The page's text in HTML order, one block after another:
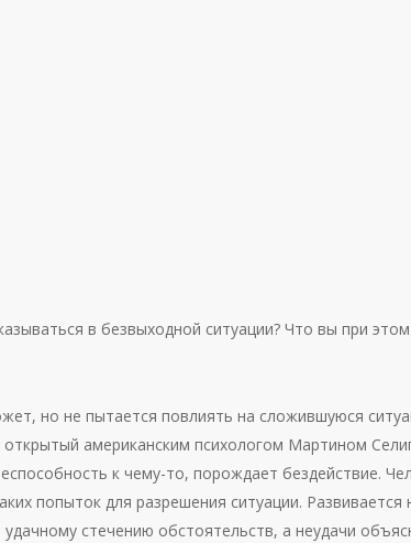
в безвыходной ситуации? Что вы при
но не пытается повлиять на сложившуюся
американским психологом Мартином
к чему-то, порождает бездействие.
попыток для разрешения ситуации.
стечению обстоятельств, а неудачи